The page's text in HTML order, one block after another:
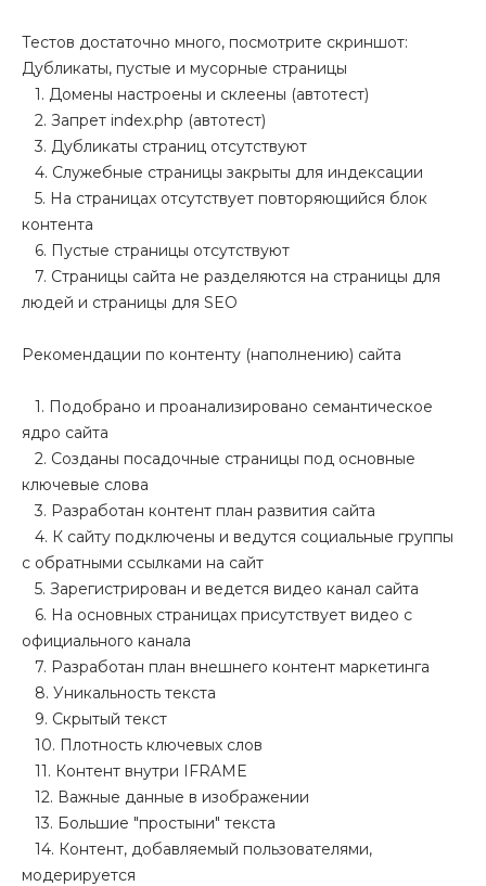
Тестов достаточно много, посмотрите скриншот:
Дубликаты, пустые и мусорные страницы
1. Домены настроены и склеены (автотест)
2. Запрет index.php (автотест)
3. Дубликаты страниц отсутствуют
4. Служебные страницы закрыты для индексации
5. На страницах отсутствует повторяющийся блок
контента
6. Пустые страницы отсутствуют
7. Страницы сайта не разделяются на страницы для
людей и страницы для SEO
Рекомендации по контенту (наполнению) сайта
1. Подобрано и проанализировано семантическое
ядро сайта
2. Созданы посадочные страницы под основные
ключевые слова
3. Разработан контент план развития сайта
4. К сайту подключены и ведутся социальные группы
с обратными ссылками на сайт
5. Зарегистрирован и ведется видео канал сайта
6. На основных страницах присутствует видео с
официального канала
7. Разработан план внешнего контент маркетинга
8. Уникальность текста
9. Скрытый текст
10. Плотность ключевых слов
11. Контент внутри IFRAME
12. Важные данные в изображении
13. Большие "простыни" текста
14. Контент, добавляемый пользователями,
модерируется